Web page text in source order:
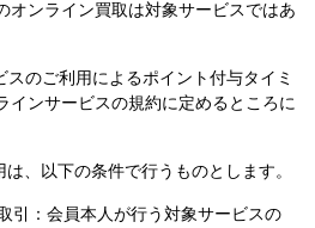
オンライン買取は対象サービスではあ
スのご利用によるポイント付与タイミ
インサービスの規約に定めるところに
、以下の条件で行うものとします。
引：会員本人が行う対象サービスの